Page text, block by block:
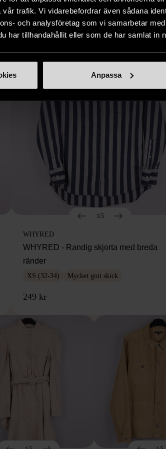
trafik. Vi vidarebefordrar även sådana
och analysföretag som vi samarbetar
har tillhandahållit eller som de har samlat in
Anpassa
Hitta produkter som påminner
1/5
WHYRED
WHYRED - Randig skjorta med breda
ränder
XS (32-34) Mycket gott skick
249 kr